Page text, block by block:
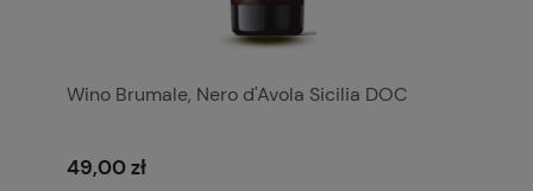
Wino Brumale, Nero d'Avola Sicilia DOC
49,00 zł